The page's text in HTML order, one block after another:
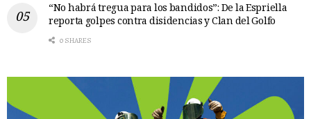
“No habrá tregua para los bandidos”: De la Espriella
reporta golpes contra disidencias y Clan del Golfo
0 SHARES